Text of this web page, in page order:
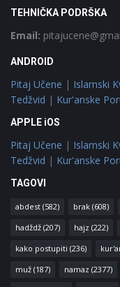
TEHNIČKA PODRŠKA
Email:
ANDROID
Pitaj Učene | Islamski
Tedžvid | Kur'anske
APPLE iOS
Pitaj Učene | Islamski
Tedžvid | Kur'anske
TAGOVI
abdest (582) brak (608)
hadždž (207) hajz (222)
kako postupiti (236)
muž (187) namaz (2377)